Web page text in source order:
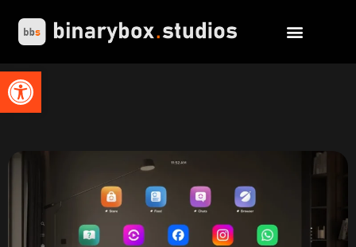
Abrir barra de herramientas